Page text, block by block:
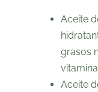
Aceite
grasos
Aceite